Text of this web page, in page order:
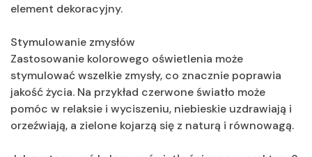
element dekoracyjny.
Stymulowanie zmysłów
Zastosowanie kolorowego oświetlenia może
stymulować wszelkie zmysły, co znacznie poprawia
jakość życia. Na przykład czerwone światło może
pomóc w relaksie i wyciszeniu, niebieskie uzdrawiają i
orzeźwiają, a zielone kojarzą się z naturą i równowagą.